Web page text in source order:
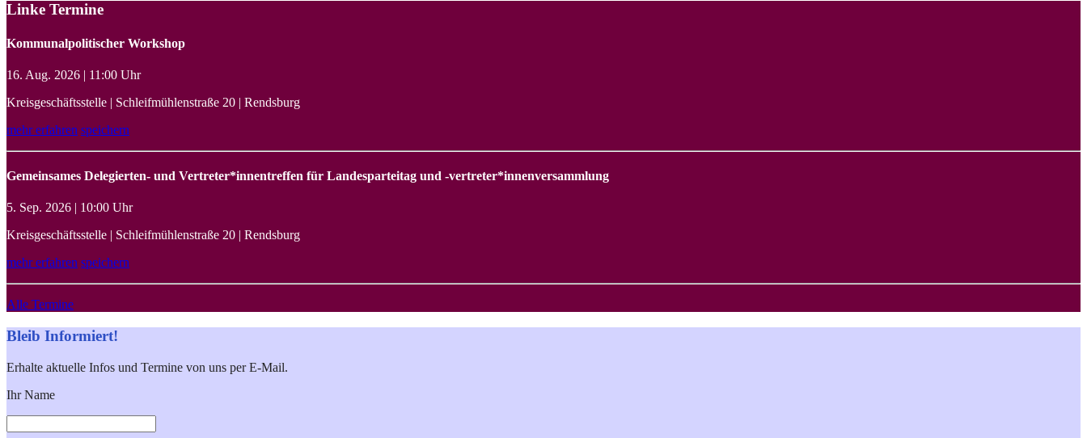
Linke Termine
Kommunalpolitischer Workshop
16. Aug. 2026 | 11:00 Uhr
Kreisgeschäftsstelle | Schleifmühlenstraße 20 | Rendsburg
mehr erfahren speichern
Gemeinsames Delegierten- und Vertreter*innentreffen für Landesparteitag und -vertreter*innenversammlung
5. Sep. 2026 | 10:00 Uhr
Kreisgeschäftsstelle | Schleifmühlenstraße 20 | Rendsburg
mehr erfahren speichern
Alle Termine
Bleib Informiert!
Erhalte aktuelle Infos und Termine von uns per E-Mail.
Ihr Name